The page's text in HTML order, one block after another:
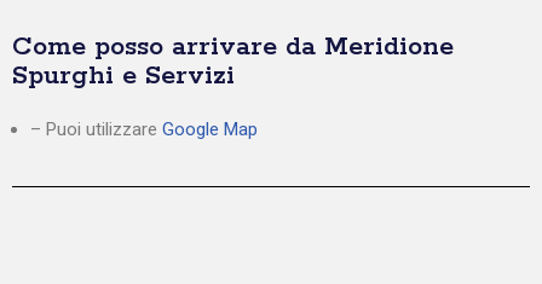
Come posso arrivare da Meridione
Spurghi e Servizi
– Puoi utilizzare Google Map